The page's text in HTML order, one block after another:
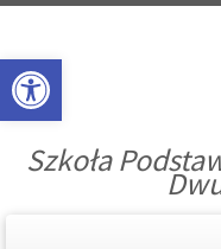
Open toolbar
Szkoła